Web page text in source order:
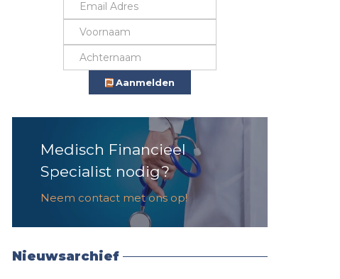
Aanmelden
Medisch Financieel
Specialist nodig?
Neem contact met ons op!
Nieuwsarchief